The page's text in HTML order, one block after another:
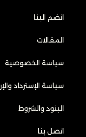
انضم الينا
المقالات
سياسة الخصوصية
سياسة الإسترداد
البنود والشروط
اتصل بنا